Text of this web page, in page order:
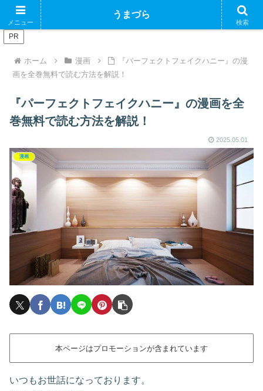
ブログで収益化できるかやってみるブログ
PR
ホーム 漫画
『パーフェクトフェイクハニー』の漫
画を全巻無料で読む方法を解説！
『パーフェクトフェイクハニー』の漫画を全
巻無料で読む方法を解説！
2025.05.01
漫画
本ページはプロモーションが含まれています
いつもお世話になっております。
メニュー
うまづら
検索